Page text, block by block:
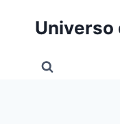
Universo